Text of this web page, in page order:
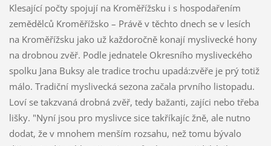
Klesající počty spojují na Kroměřížsku i s hospodařením
zemědělců Kroměřížsko – Právě v těchto dnech se v lesích
na Kroměřížsku jako už každoročně konají myslivecké hony
na drobnou zvěř. Podle jednatele Okresního mysliveckého
spolku Jana Buksy ale tradice trochu upadá:zvěře je prý totiž
málo. Tradiční myslivecká sezona začala prvního listopadu.
Loví se takzvaná drobná zvěř, tedy bažanti, zajíci nebo třeba
lišky. "Nyní jsou pro myslivce sice takříkajíc žně, ale nutno
dodat, že v mnohem menším rozsahu, než tomu bývalo